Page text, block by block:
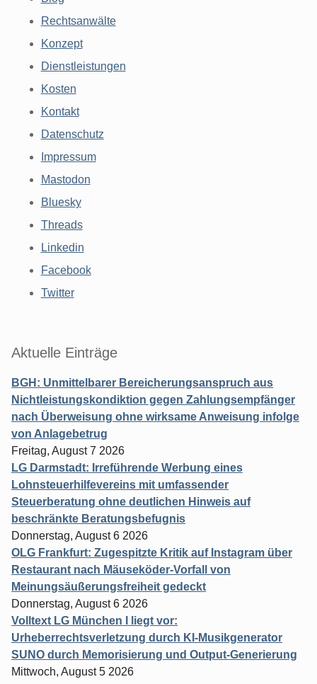
Rechtsanwälte
Konzept
Dienstleistungen
Kosten
Kontakt
Datenschutz
Impressum
Mastodon
Bluesky
Threads
Linkedin
Facebook
Twitter
Aktuelle Einträge
BGH: Unmittelbarer Bereicherungsanspruch aus
Nichtleistungskondiktion gegen Zahlungsempfänger
nach Überweisung ohne wirksame Anweisung infolge
von Anlagebetrug
Freitag, August 7 2026
LG Darmstadt: Irreführende Werbung eines
Lohnsteuerhilfevereins mit umfassender
Steuerberatung ohne deutlichen Hinweis auf
beschränkte Beratungsbefugnis
Donnerstag, August 6 2026
OLG Frankfurt: Zugespitzte Kritik auf Instagram über
Restaurant nach Mäuseköder-Vorfall von
Meinungsäußerungsfreiheit gedeckt
Donnerstag, August 6 2026
Volltext LG München I liegt vor:
Urheberrechtsverletzung durch KI-Musikgenerator
SUNO durch Memorisierung und Output-Generierung
Mittwoch, August 5 2026